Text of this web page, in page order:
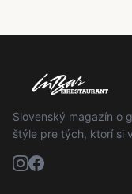
Slovenský magazín o
štýle pre tých, ktorí si